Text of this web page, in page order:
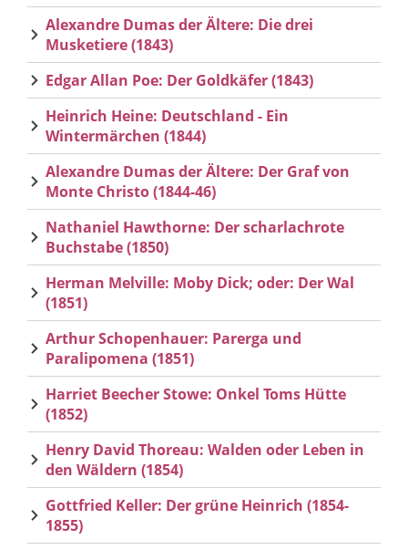
Alexandre Dumas der Ältere: Die drei
Musketiere (1843)
Edgar Allan Poe: Der Goldkäfer (1843)
Heinrich Heine: Deutschland - Ein
Wintermärchen (1844)
Alexandre Dumas der Ältere: Der Graf von
Monte Christo (1844-46)
Nathaniel Hawthorne: Der scharlachrote
Buchstabe (1850)
Herman Melville: Moby Dick; oder: Der Wal
(1851)
Arthur Schopenhauer: Parerga und
Paralipomena (1851)
Harriet Beecher Stowe: Onkel Toms Hütte
(1852)
Henry David Thoreau: Walden oder Leben in
den Wäldern (1854)
Gottfried Keller: Der grüne Heinrich (1854-
1855)